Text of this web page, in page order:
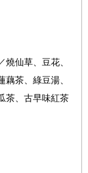
仙草、豆花、
茶、綠豆湯、
茶、古早味紅茶